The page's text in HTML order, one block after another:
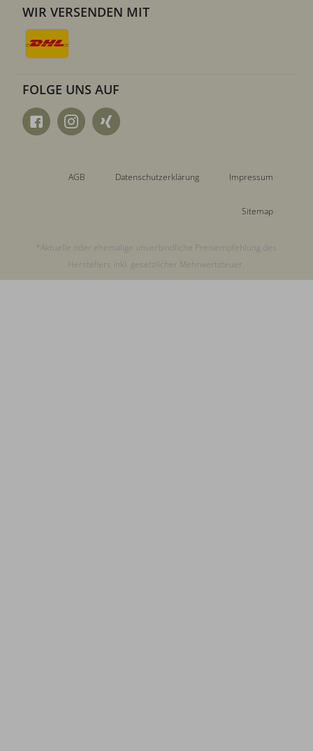
WIR VERSENDEN MIT
FOLGE UNS AUF
AGB Datenschutzerklärung Impressum
Sitemap
*Aktuelle oder ehemalige unverbindliche Preisempfehlung des
Herstellers inkl. gesetzlicher Mehrwertsteuer.